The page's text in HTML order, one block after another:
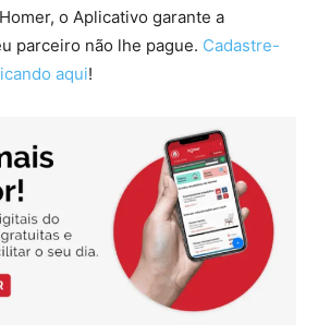
o Aplicativo garante a
parceiro não lhe pague. Cadastre-
aqui!